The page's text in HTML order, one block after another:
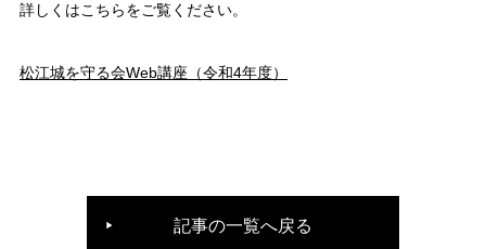
詳しくはこちらをご覧ください。
松江城を守る会Web講座（令和4年度）
記事の一覧へ戻る